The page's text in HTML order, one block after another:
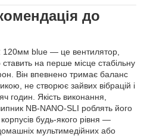
до
120мм blue — це вентилятор,
на перше місце стабільну
Він впевнено тримає баланс
не створює зайвих вібрацій і
годин. Якість виконання,
NB-NANO-SLI роблять його
будь-якого рівня —
мультимедійних або